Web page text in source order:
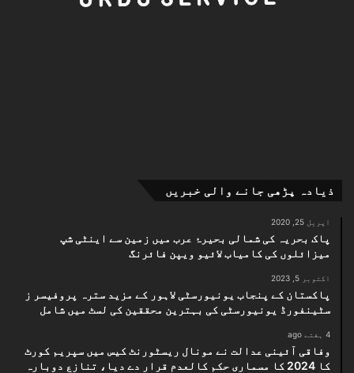
ذیادہ پڑھی جانے والی خبریں
اپریل 25, 2020
پاک بحریہ کی شمالی بحیرۂ عرب میں زمین سے اینٹی شپ
میزائلوں کی کامیاب لائیو ویپن فائرنگ
اکتوبر 5, 2023
پاکستان کے پنجاب یونیورسٹی لاہور کے مزید سترہ پروفیسر ز
سٹینفورڈ یونیورسٹی کی بہترین محققین کی لسٹ میں شامل
4 ہفتے ago
وفاقی آئینی عدالت نے مونال ریسٹورنٹ کیس میں سپریم کورٹ
کا 2024 کا مسماری حکم کالعدم قرار دے دیا، تنازع دوبارہ